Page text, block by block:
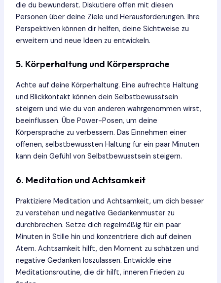
die du bewunderst. Diskutiere offen mit diesen
Personen über deine Ziele und Herausforderungen. Ihre
Perspektiven können dir helfen, deine Sichtweise zu
erweitern und neue Ideen zu entwickeln.
5. Körperhaltung und Körpersprache
Achte auf deine Körperhaltung. Eine aufrechte Haltung
und Blickkontakt können dein Selbstbewusstsein
steigern und wie du von anderen wahrgenommen wirst,
beeinflussen. Übe Power-Posen, um deine
Körpersprache zu verbessern. Das Einnehmen einer
offenen, selbstbewussten Haltung für ein paar Minuten
kann dein Gefühl von Selbstbewusstsein steigern.
6. Meditation und Achtsamkeit
Praktiziere Meditation und Achtsamkeit, um dich besser
zu verstehen und negative Gedankenmuster zu
durchbrechen. Setze dich regelmäßig für ein paar
Minuten in Stille hin und konzentriere dich auf deinen
Atem. Achtsamkeit hilft, den Moment zu schätzen und
negative Gedanken loszulassen. Entwickle eine
Meditationsroutine, die dir hilft, inneren Frieden zu